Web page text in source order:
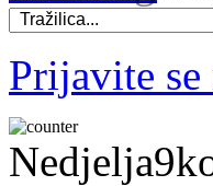
Prijavite se
Nedjelja9